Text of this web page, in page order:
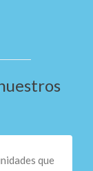
que